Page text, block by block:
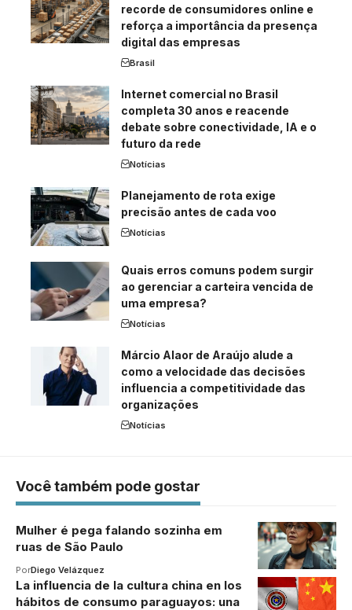
recorde de consumidores online e
reforça a importância da presença
digital das empresas
Brasil
Internet comercial no Brasil
completa 30 anos e reacende
debate sobre conectividade, IA e o
futuro da rede
Notícias
Planejamento de rota exige
precisão antes de cada voo
Notícias
Quais erros comuns podem surgir
ao gerenciar a carteira vencida de
uma empresa?
Notícias
Márcio Alaor de Araújo alude a
como a velocidade das decisões
influencia a competitividade das
organizações
Notícias
Você também pode gostar
Mulher é pega falando sozinha em
ruas de São Paulo
PorDiego Velázquez
La influencia de la cultura china en los
hábitos de consumo paraguayos: una